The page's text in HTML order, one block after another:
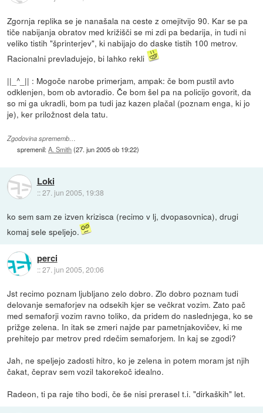
Zgornja replika se je nanašala na ceste z omejitvijo 90. Kar se pa
tiče nabijanja obratov med križišči se mi zdi pa bedarija, in tudi ni
veliko tistih "šprinterjev", ki nabijajo do daske tistih 100 metrov.
Racionalni prevladujejo, bi lahko rekli
||_^_|| : Mogoče narobe primerjam, ampak: če bom pustil avto
odklenjen, bom ob avtoradio. Če bom šel pa na policijo govorit, da
so mi ga ukradli, bom pa tudi jaz kazen plačal (poznam enga, ki jo
je), ker priložnost dela tatu.
Zgodovina sprememb…
spremenil:A. Smith(27. jun 2005 ob 19:22)
Loki
::27. jun 2005, 19:38
ko sem sam ze izven krizisca (recimo v lj, dvopasovnica), drugi
komaj sele speljejo.
perci
::27. jun 2005, 20:06
Jst recimo poznam ljubljano zelo dobro. Zlo dobro poznam tudi
delovanje semaforjev na odsekih kjer se večkrat vozim. Zato pač
med semaforji vozim ravno toliko, da pridem do naslednjega, ko se
prižge zelena. In itak se zmeri najde par pametnjakovičev, ki me
prehitejo par metrov pred rdečim semaforjem. In kaj se zgodi?
Jah, ne speljejo zadosti hitro, ko je zelena in potem moram jst njih
čakat, čeprav sem vozil takorekoč idealno.
Radeon, ti pa raje tiho bodi, če še nisi prerasel t.i. "dirkaških" let.